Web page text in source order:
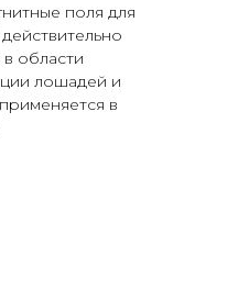
поля для
действительно
области
лошадей и
в